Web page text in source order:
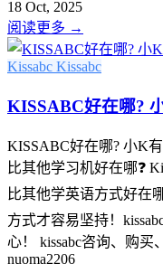
18 Oct, 2025
阅读更多 →
Kissabc Kissabc
KISSABC好在哪?
KISSABC好在哪? 小K
比其他学习机好在哪❓
比其他学英语方式好在
方式才容易坚持！
心！ kissabc咨询、购
nuoma2206